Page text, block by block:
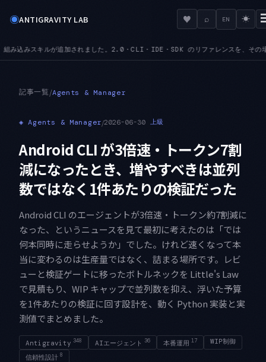
◉ANTIGRAVITY LAB ♥ ⌕ EN ☀
・SDK のリファレンスを、その場で文脈込みで引けます● MCPURL —
記事一覧/Agents & Manager
◈ Agents & Manager/2026-06-30 上級
Android CLI が3倍速・トークン7割
減になったとき、増やすべきは並列
数ではなく1件あたりの検証だった
Android CLI のエージェントが3倍速・トークン約7割減に
なった、というニュースを見て最初に考えたのは「では
何本同時に走らせようか」でした。けれど速くなって本
当に変わるのは生産量ではなく、詰まる場所です。レビ
ューと検証ゲートに移ったボトルネックを Little's Law
で見積もり、WIP キャップで並列数を抑え、浮いた予算
を1件あたりの検証に回す設計を、動く Python 実装と実
測値でまとめました。
Antigravity 348 AIエージェント 36 本番運用 17
WIP制御
信頼性設計 8